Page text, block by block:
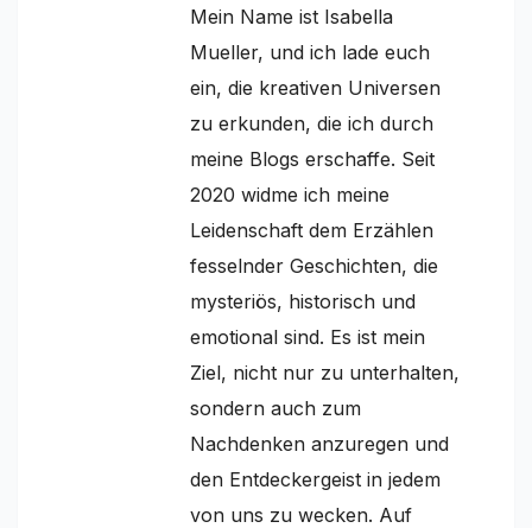
Mein Name ist Isabella
Mueller, und ich lade euch
ein, die kreativen Universen
zu erkunden, die ich durch
meine Blogs erschaffe. Seit
2020 widme ich meine
Leidenschaft dem Erzählen
fesselnder Geschichten, die
mysteriös, historisch und
emotional sind. Es ist mein
Ziel, nicht nur zu unterhalten,
sondern auch zum
Nachdenken anzuregen und
den Entdeckergeist in jedem
von uns zu wecken. Auf